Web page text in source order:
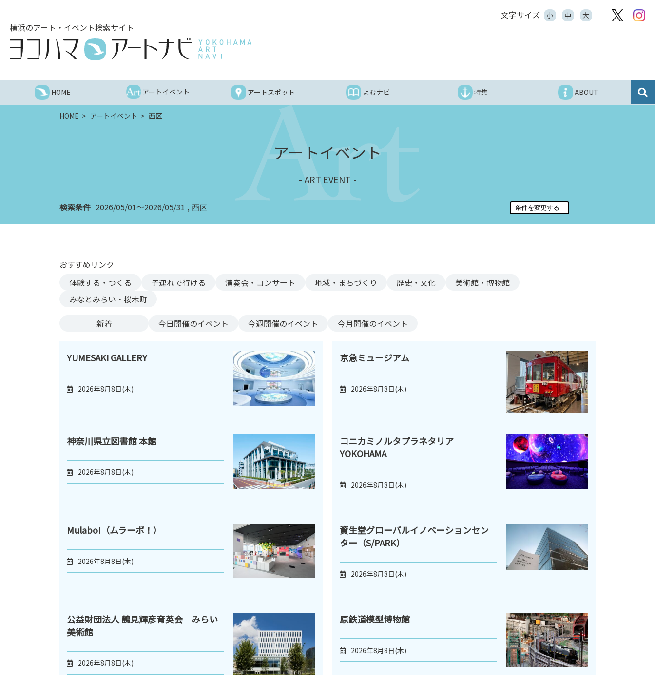
ン
文字サイズ 小 中 大
横浜のアート・イベント検索サイト
HOME アートイベント アートスポット よむナビ 特集 ABOUT
HOME アートイベント 西区
アートイベント
ART EVENT
検索条件 2026/05/01～2026/05/31 西区
おすすめリンク
体験する・つくる
子連れで行ける 演奏会・コンサート 地域・まちづくり 歴史・文化
美術館・博物館
みなとみらい・桜木町
新着 今日開催のイベント 今週開催のイベント 今月開催のイベント
YUMESAKI GALLERY
2026年8月8日(木)
京急ミュージアム
2026年8月8日(木)
神奈川県立図書館 本館
2026年8月8日(木)
コニカミノルタプラネタリア
YOKOHAMA
2026年8月8日(木)
Mulabo!（ムラーボ！）
2026年8月8日(木)
資生堂グローバルイノベーションセン
ター（S/PARK）
2026年8月8日(木)
公益財団法人 鶴見輝彦育英会 みらい
美術館
2026年8月8日(木)
原鉄道模型博物館
2026年8月8日(木)